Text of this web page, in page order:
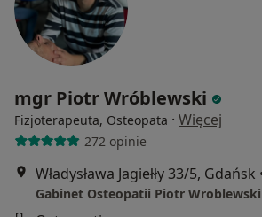
mgr Piotr Wróblewski
Fizjoterapeuta, Osteopata · Więcej
272 opinie
Władysława Jagiełły 33/5, Gdańsk
Gabinet Osteopatii Piotr